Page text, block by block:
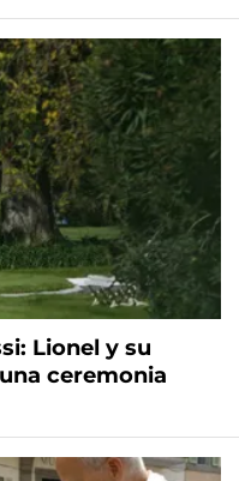
Lionel y su
ceremonia